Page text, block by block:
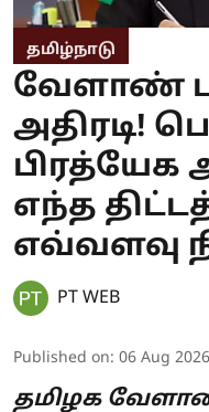
தமிழ்நாடு
வேளாண்
அதிரடி!
பிரத்யேக
எந்த
எவ்வளவு
PT WEB
Published on: 06 Aug
தமிழக